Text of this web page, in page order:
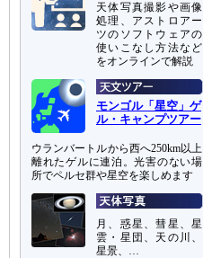
天体写真撮影や画像
処理、アストロアー
ツのソフトウェアの
使いこなし方法など
をオンラインで解説
モンゴル「星空」ゲ
ル・キャンプツアー
ウランバートルから西へ250km以上
離れたゲルに連泊。光害のない場
所でペルセ群や星空を楽しめます
月、惑星、彗星、星
雲・星団、天の川、
星景、…